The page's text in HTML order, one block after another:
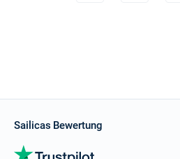
Sailicas Bewertung